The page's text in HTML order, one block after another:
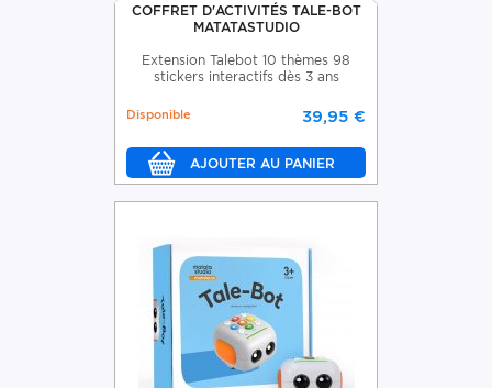
COFFRET D'ACTIVITÉS TALE-BOT
MATATASTUDIO
Extension Talebot 10 thèmes 98
stickers interactifs dès 3 ans
39,95 €
Disponible